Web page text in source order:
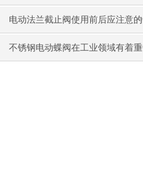
电动法兰截止阀使用前后应注意的
事
不锈钢电动蝶阀在工业领域有着重